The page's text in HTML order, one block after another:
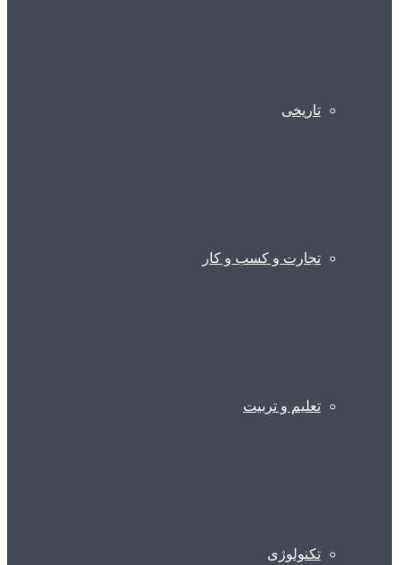
تاریخی
تجارت و کسب و کار
تعلیم و تربیت
تکنولوژی